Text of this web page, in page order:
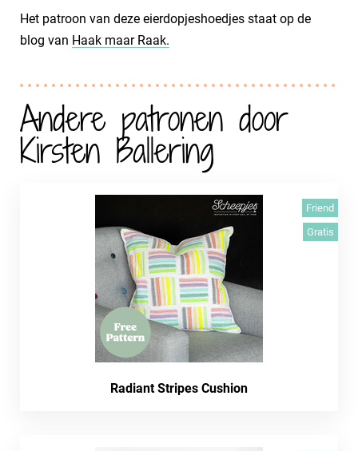
Het patroon van deze eierdopjeshoedjes staat op de
blog van Haak maar Raak.
Andere patronen door
Kirsten Ballering
Friend
Gratis
Radiant Stripes Cushion